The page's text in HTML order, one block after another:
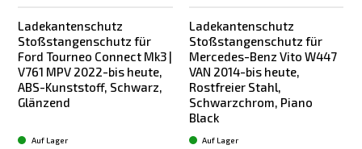
Ladekantenschutz
Stoßstangenschutz für
Ford Tourneo Connect Mk3 |
V761 MPV 2022-bis heute,
ABS-Kunststoff, Schwarz,
Glänzend
Auf Lager
Ladekantenschutz
Stoßstangenschutz für
Mercedes-Benz Vito W447
VAN 2014-bis heute,
Rostfreier Stahl,
Schwarzchrom, Piano
Black
Auf Lager